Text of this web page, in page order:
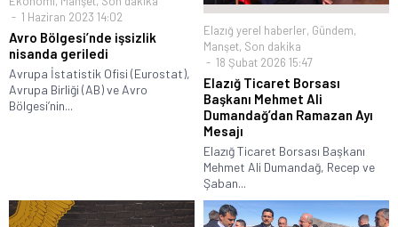
1 Haziran 2023 14:02
Avro Bölgesi’nde işsizlik
nisanda geriledi
​​​​​​​Avrupa İstatistik Ofisi (Eurostat),
Avrupa Birliği (AB) ve Avro
Bölgesi’nin...
Elazığ yerel haberler, Gündem,
Manşet, Son dakika
18 Şubat 2026 15:47
Elazığ Ticaret Borsası
Başkanı Mehmet Ali
Dumandağ’dan Ramazan Ayı
Mesajı
Elazığ Ticaret Borsası Başkanı
Mehmet Ali Dumandağ, Recep ve
Şaban...